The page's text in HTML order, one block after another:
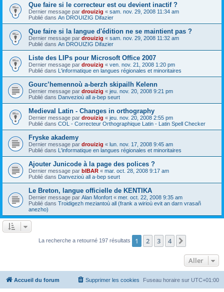
Que faire si le correcteur est ou devient inactif ?
Dernier message par drouizig « sam. nov. 29, 2008 11:34 am
Publié dans An DROUIZIG Difazier
Que faire si la langue d'édition ne se maintient pas ?
Dernier message par drouizig « sam. nov. 29, 2008 11:32 am
Publié dans An DROUIZIG Difazier
Liste des LIPs pour Microsoft Office 2007
Dernier message par drouizig « ven. nov. 21, 2008 1:20 pm
Publié dans L'informatique en langues régionales et minoritaires
Gourc’hemennoù a-berzh skipailh Kelenn
Dernier message par drouizig « jeu. nov. 20, 2008 9:21 pm
Publié dans Danvezioù all a-bep seurt
Medieval Latin - Changes in orthography
Dernier message par drouizig « jeu. nov. 20, 2008 2:55 pm
Publié dans COL - Correcteur Orthographique Latin - Latin Spell Checker
Fryske akademy
Dernier message par drouizig « lun. nov. 17, 2008 9:45 am
Publié dans L'informatique en langues régionales et minoritaires
Ajouter Junicode à la page des polices ?
Dernier message par bIBAR « mar. oct. 28, 2008 9:17 am
Publié dans Danvezioù all a-bep seurt
Le Breton, langue officielle de KENTIKA
Dernier message par Alan Monfort « mer. oct. 22, 2008 9:35 am
Publié dans Troidigezh meziantoù all (frank a wirioù evit an darn vrasañ
anezho)
La recherche a retourné 197 résultats 1 2 3 4
Aller
Accueil du forum Fuseau horaire sur UTC+01:00
Supprimer les cookies